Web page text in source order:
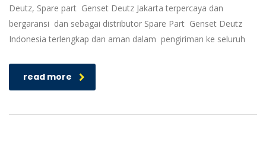
Deutz, Spare part Genset Deutz Jakarta terpercaya dan
bergaransi dan sebagai distributor Spare Part Genset Deutz
Indonesia terlengkap dan aman dalam pengiriman ke seluruh
read more